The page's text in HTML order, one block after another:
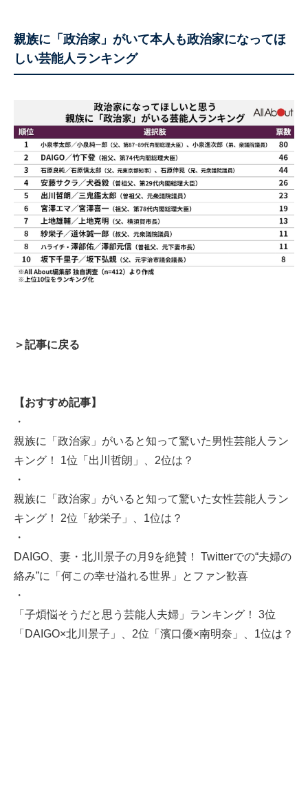
親族に「政治家」がいて本人も政治家になってほ
しい芸能人ランキング
＞記事に戻る
【おすすめ記事】
・
親族に「政治家」がいると知って驚いた男性芸能人ラン
キング！ 1位「出川哲朗」、2位は？
・
親族に「政治家」がいると知って驚いた女性芸能人ラン
キング！ 2位「紗栄子」、1位は？
・
DAIGO、妻・北川景子の月9を絶賛！ Twitterでの“夫婦の
絡み”に「何この幸せ溢れる世界」とファン歓喜
・
「子煩悩そうだと思う芸能人夫婦」ランキング！ 3位
「DAIGO×北川景子」、2位「濱口優×南明奈」、1位は？